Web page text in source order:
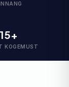
15+
KOGEMUST